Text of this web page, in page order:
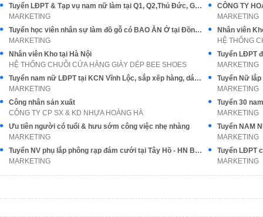
Tuyển LĐPT & Tạp vụ nam nữ làm tại Q1, Q2,Thủ Đức, Gò Vấp
MARKETING
MARKETING
Tuyển học viên nhân sự làm đồ gỗ có BAO ĂN Ở tại Đồng Nai
MARKETING
HỆ THỐNG
Nhân viên Kho tại Hà Nội
HỆ THỐNG CHUỖI CỬA HÀNG GIÀY DÉP BEE SHOES
MARKETING
Tuyển nam nữ LĐPT tại KCN Vĩnh Lộc, sắp xếp hàng, dán hộp
MARKETING
MARKETING
Công nhân sản xuất
CÔNG TY CP SX & KD NHỰA HOÀNG HÀ
MARKETING
Ưu tiên người có tuổi & hưu sớm công việc nhẹ nhàng
MARKETING
Tuyển NAM
MARKETING
Tuyển NV phụ lắp phông rạp đám cưới tại Tây Hồ - HN BAO ĂN Ở
MARKETING
MARKETING